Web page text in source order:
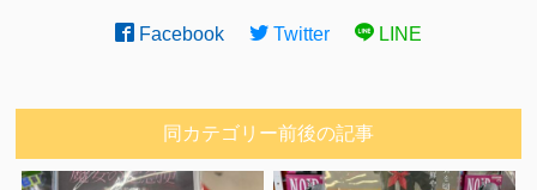
Facebook Twitter LINE
同カテゴリー前後の記事